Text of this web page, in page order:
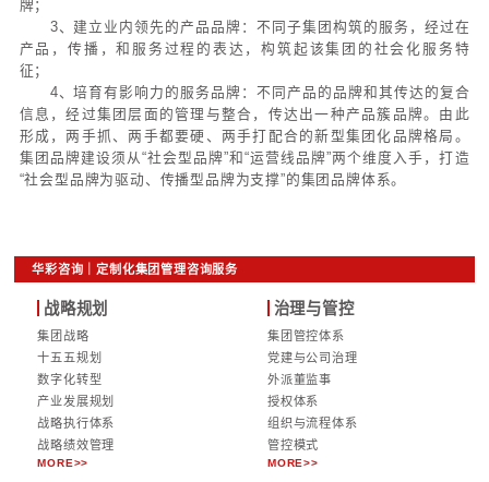
(一) 从社会学角度，构建集团社会型品牌。
1、建立有特色的企业家品牌：通过对企业家或核
有意识塑造和符号化，从而获得一种对整体认识的
识；
2、提升企业文化品牌价值：把企业文化的塑造、
作为一个品牌进行管理的系统工程就是企业文化品牌；
3、建立世界级的管理模式品牌：通过塑造管理模
4、打造中国杰出雇主品牌：通过打造雇主品牌，
5、打造便捷、安全、高渗透性的数字化品牌：通
的塑造，提升企业在电子商务平台及相关服务职能
能；
6、打造多维复合社会责任品牌：企业进而针对客
户所提供的价值与保护，塑造社会责任及关爱客户品牌
(二) 从传播学角度，构建集团传播型品牌。